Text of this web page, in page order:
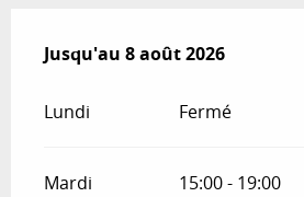
Du4 juillet 2026au8 août 2026
Jusqu'au 8 août 2026
Lundi Fermé
Mardi 15:00 - 19:00